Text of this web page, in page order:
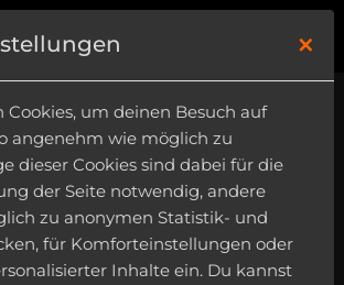
×
um deinen Besuch auf
angenehm wie möglich zu
dieser Cookies sind dabei für die
der Seite notwendig, andere
zu anonymen Statistik- und
für Komforteinstellungen oder
Inhalte ein. Du kannst